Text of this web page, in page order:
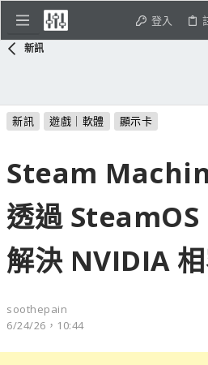
登入
新訊
新訊 遊戲｜軟體 顯示卡
Steam
透過 SteamOS
解決 NVIDIA
soothepain
6/24/26，10:44